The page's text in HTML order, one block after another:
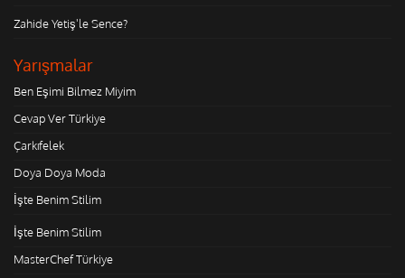
Zahide Yetiş'le Sence?
Yarışmalar
Ben Eşimi Bilmez Miyim
Cevap Ver Türkiye
Çarkıfelek
Doya Doya Moda
İşte Benim Stilim
İşte Benim Stilim
MasterChef Türkiye